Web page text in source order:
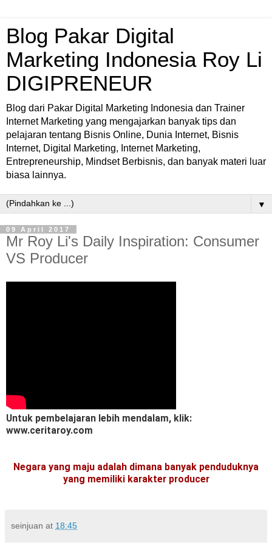
Blog Pakar Digital
Marketing Indonesia Roy Li
DIGIPRENEUR
Blog dari Pakar Digital Marketing Indonesia dan Trainer
Internet Marketing yang mengajarkan banyak tips dan
pelajaran tentang Bisnis Online, Dunia Internet, Bisnis
Internet, Digital Marketing, Internet Marketing,
Entrepreneurship, Mindset Berbisnis, dan banyak materi luar
biasa lainnya.
▼
09 April 2017
Mr Roy Li's Daily Inspiration: Consumer
VS Producer
Untuk pembelajaran lebih mendalam, klik:
www.ceritaroy.com
Negara yang maju adalah dimana banyak penduduknya
yang memiliki karakter producer
seinjuan at 18:45